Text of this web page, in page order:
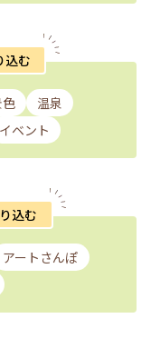
込む
温泉
イベント
込む
アートさんぽ